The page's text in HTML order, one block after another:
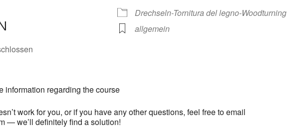
Google Kalender
Drechseln-Tornitura del legno-Woodturning
allgemein
information regarding the course
work for you, or if you have any other questions, feel free to email
— we’ll definitely find a solution!